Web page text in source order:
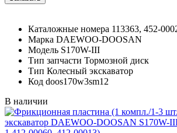
Каталожные номера 113363, 452-
Марка DAEWOO-DOOSAN
Модель S170W-III
Тип запчасти Тормозной диск
Тип Колесный экскаватор
Код doos170w3sm12
В наличии